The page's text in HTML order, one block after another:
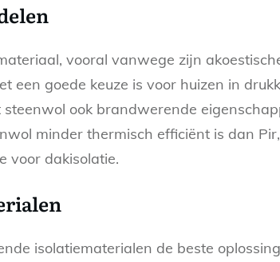
vooral vanwege zijn
een goede keuze is voor huizen in
ook brandwerende
minder thermisch efficiënt is dan
voor dakisolatie.
isolatiematerialen de beste